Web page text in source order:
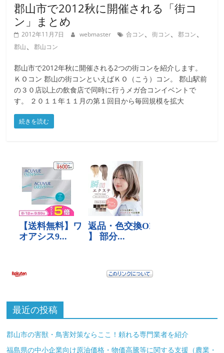
郡山市で2012秋に開催される「街コ
ン」まとめ
2012年11月7日 webmaster 合コン、街コン、郡コン、
郡山、郡山コン
郡山市で2012年秋に開催される2つの街コンを紹介します。
ＫＯコン 郡山の街コンといえばＫＯ（こう）コン。 郡山駅前
の３０店以上の飲食店で同時に行うメガ合コンイベントで
す。 ２０１１年１１月の第１回目から毎回規模を拡大
続きを読む
最近の投稿
郡山市の害獣・鳥害対策ならここ！頼れる専門業者を紹介
福島県の中小企業向け原油価格・物価高騰等に関する支援（農業・